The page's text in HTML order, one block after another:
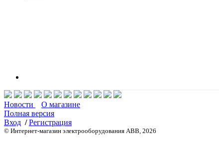
Новости
О магазине
Полная версия
Вход / Регистрация
© Интернет-магазин электрооборудования ABB, 2026